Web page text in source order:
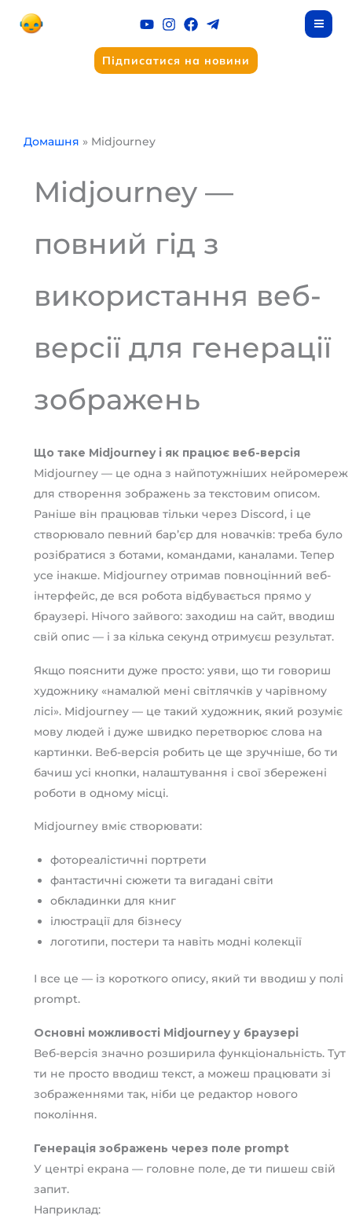
Підписатися на новини
Домашня Midjourney
Midjourney —
повний гід з
використання веб-
версії для генерації
зображень
Що таке Midjourney і як працює веб-версія
Midjourney — це одна з найпотужніших нейромереж
для створення зображень за текстовим описом.
Раніше він працював тільки через Discord, і це
створювало певний бар’єр для новачків: треба було
розібратися з ботами, командами, каналами. Тепер
усе інакше. Midjourney отримав повноцінний веб-
інтерфейс, де вся робота відбувається прямо у
браузері. Нічого зайвого: заходиш на сайт, вводиш
свій опис — і за кілька секунд отримуєш результат.
Якщо пояснити дуже просто: уяви, що ти говориш
художнику «намалюй мені світлячків у чарівному
лісі». Midjourney — це такий художник, який розуміє
мову людей і дуже швидко перетворює слова на
картинки. Веб-версія робить це ще зручніше, бо ти
бачиш усі кнопки, налаштування і свої збережені
роботи в одному місці.
Midjourney вміє створювати:
фотореалістичні портрети
фантастичні сюжети та вигадані світи
обкладинки для книг
ілюстрації для бізнесу
логотипи, постери та навіть модні колекції
І все це — із короткого опису, який ти вводиш у полі
prompt.
Основні можливості Midjourney у браузері
Веб-версія значно розширила функціональність. Тут
ти не просто вводиш текст, а можеш працювати зі
зображеннями так, ніби це редактор нового
покоління.
Генерація зображень через поле prompt
У центрі екрана — головне поле, де ти пишеш свій
запит.
Наприклад: